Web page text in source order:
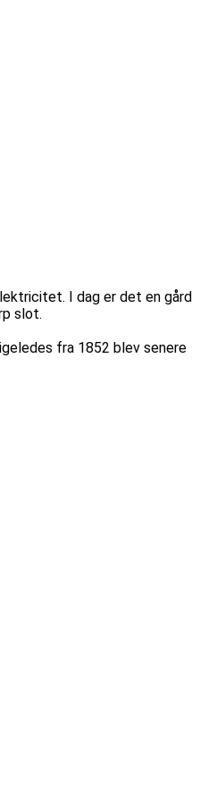
I dag er det en gård
slot.
fra 1852 blev senere